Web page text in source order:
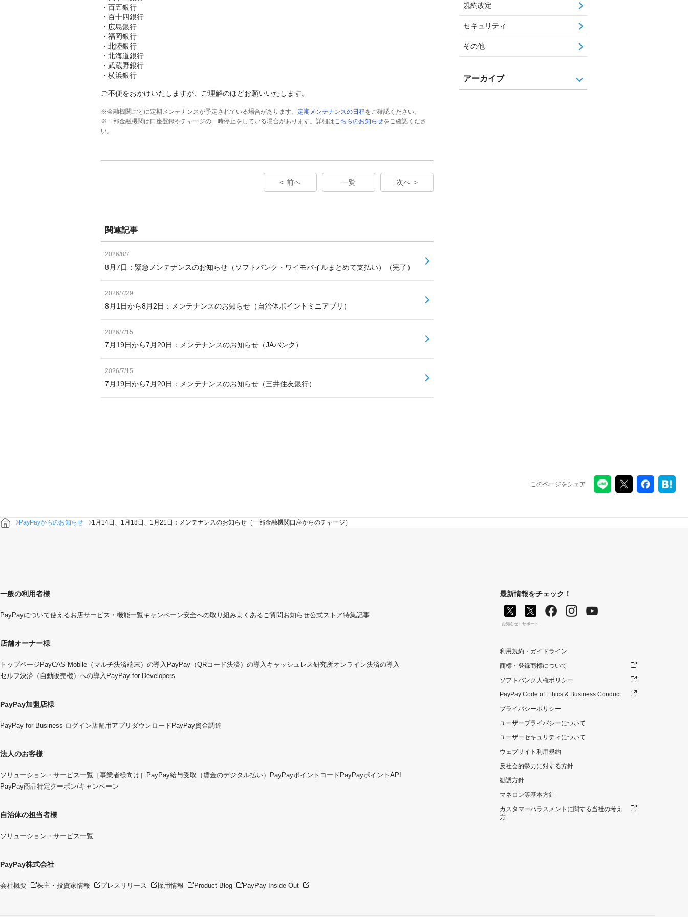
・百五銀行
・百十四銀行
・広島銀行
・福岡銀行
・北陸銀行
・北海道銀行
・武蔵野銀行
・横浜銀行
ご不便をおかけいたしますが、ご理解のほどお願いいたします。
※金融機関ごとに定期メンテナンスが予定されている場合があります。 定期メンテナンスの日程をご確認ください。
※一部金融機関は口座登録やチャージの一時停止をしている場合があります。詳細は こちらのお知らせをご確認くださ
い。
前へ 一覧 次へ
関連記事
2026/8/7
8月7日：緊急メンテナンスのお知らせ（ソフトバンク・ワイモバイルまとめて支払い）（完了）
2026/7/29
8月1日から8月2日：メンテナンスのお知らせ（自治体ポイントミニアプリ）
2026/7/15
7月19日から7月20日：メンテナンスのお知らせ（JAバンク）
2026/7/15
7月19日から7月20日：メンテナンスのお知らせ（三井住友銀行）
規約改定
セキュリティ
その他
アーカイブ
このページをシェア
PayPayからのお知らせ 1月14日、1月18日、1月21日：メンテナンスのお知らせ（一部金融機関口座からのチャージ）
一般の利用者様
PayPayについて使えるお店サービス・機能一覧キャンペーン安全への取り組みよくあるご質問お知らせ公式ストア特集記事
店舗オーナー様
トップページ PayCAS Mobile（マルチ決済端末）の導入 PayPay（QRコード決済）の導入 キャッシュレス研究所オンライン決済の導入
セルフ決済（自動販売機）への導入 PayPay for Developers
PayPay加盟店様
PayPay for Business ログイン 店舗用アプリダウンロード PayPay資金調達
法人のお客様
ソリューション・サービス一覧 ［事業者様向け］PayPay給与受取（賃金のデジタル払い） PayPayポイントコード PayPayポイントAPI
PayPay商品特定クーポン/キャンペーン
自治体の担当者様
ソリューション・サービス一覧
PayPay株式会社
会社概要 株主・投資家情報 プレスリリース 採用情報 Product Blog PayPay Inside-Out
最新情報をチェック！
お知らせ サポート
利用規約・ガイドライン
商標・登録商標について
ソフトバンク人権ポリシー
PayPay Code of Ethics & Business Conduct
プライバシーポリシー
ユーザープライバシーについて
ユーザーセキュリティについて
ウェブサイト利用規約
反社会的勢力に対する方針
勧誘方針
マネロン等基本方針
カスタマーハラスメントに関する当社の考え
方